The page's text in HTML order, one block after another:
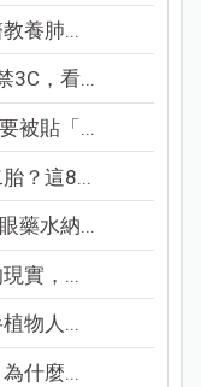
養肺...
3C，看...
被貼「...
？這8...
藥水納...
實，...
物人...
什麼...